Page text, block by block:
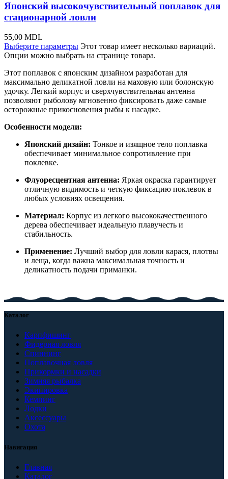
Японский высокочувствительный поплавок для
стационарной ловли
55,00 MDL
Выберите параметры Этот товар имеет несколько вариаций.
Опции можно выбрать на странице товара.
Этот поплавок с японским дизайном разработан для
максимально деликатной ловли на маховую или болонскую
удочку. Легкий корпус и сверхчувствительная антенна
позволяют рыболову мгновенно фиксировать даже самые
осторожные прикосновения рыбы к насадке.
Особенности модели:
Японский дизайн: Тонкое и изящное тело поплавка
обеспечивает минимальное сопротивление при
поклевке.
Флуоресцентная антенна: Яркая окраска гарантирует
отличную видимость и четкую фиксацию поклевок в
любых условиях освещения.
Материал: Корпус из легкого высококачественного
дерева обеспечивает идеальную плавучесть и
стабильность.
Применение: Лучший выбор для ловли карася, плотвы
и леща, когда важна максимальная точность и
деликатность подачи приманки.
Каталог
Карпфишинг
Фидерная ловля
Спиннинг
Поплавочная ловля
Прикормки и насадки
Зимняя рыбалка
Экипировка
Кемпинг
Лодки
Аксессуары
Охота
Навигация
Главная
Каталог